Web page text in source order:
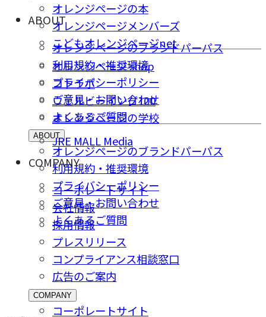
オレンジページの本
オレンジページメンバーズ
こどもオレンジページnet
オレンジページ shop
コトラボ
ウェルビーイング100
オレンジページの学校
JRE MALL Media
ABOUT
オレンジページのブランドパーパス
利用規約・推奨環境
プライバシーポリシー
ご意⾒・お問い合わせ
よくあるご質問
ABOUT
オレンジページのブランドパーパス
利用規約・推奨環境
プライバシーポリシー
ご意⾒・お問い合わせ
よくあるご質問
COMPANY
コーポレートサイト
会社情報
採⽤情報
プレスリリース
コンプライアンス相談窓⼝
広告のご案内
COMPANY
コーポレートサイト